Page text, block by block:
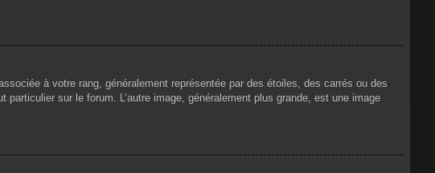
à votre rang, généralement représentée par des étoiles, des carrés ou des
sur le forum. L’autre image, généralement plus grande, est une image